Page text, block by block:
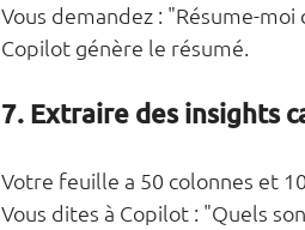
Vous demandez : "Résume-
Copilot génère le résumé.
7. Extraire des insights
Votre feuille a 50 colonnes et
Vous dites à Copilot : "Quels